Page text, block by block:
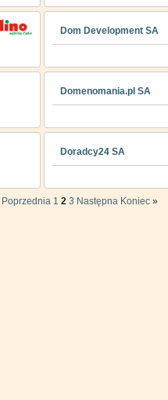
Dom Development SA
Domenomania.pl SA
Doradcy24 SA
Poprzednia 1 2 3 Następna Koniec »